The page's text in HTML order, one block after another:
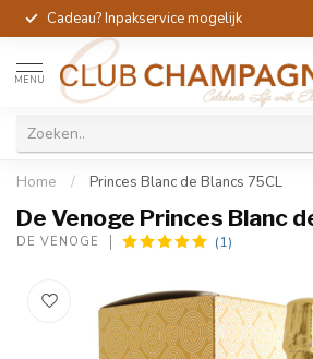
Cadeau? Inpakservice mogelijk
MENU
Home / Princes Blanc de Blancs 75CL
De Venoge Princes Blanc
DE VENOGE (1)